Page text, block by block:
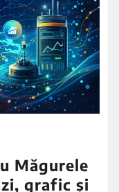
Măgurele
grafic și